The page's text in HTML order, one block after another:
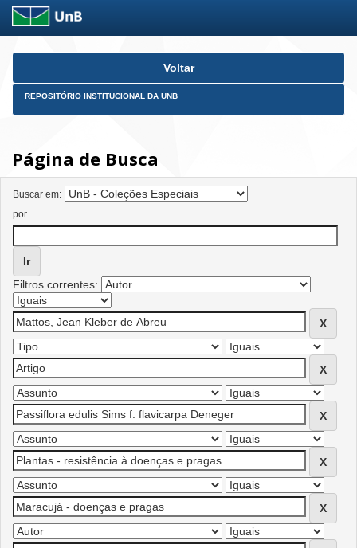
Skip
Voltar
REPOSITÓRIO INSTITUCIONAL DA UNB
Página de Busca
Buscar em:
por
Filtros correntes: